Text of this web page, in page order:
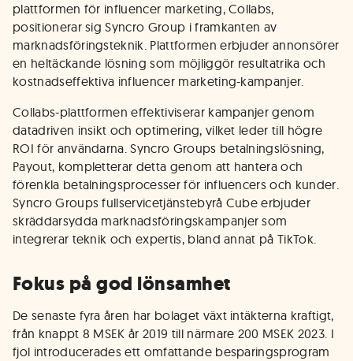
plattformen för influencer marketing, Collabs,
positionerar sig Syncro Group i framkanten av
marknadsföringsteknik. Plattformen erbjuder annonsörer
en heltäckande lösning som möjliggör resultatrika och
kostnadseffektiva influencer marketing-kampanjer​​.
Collabs-plattformen effektiviserar kampanjer genom
datadriven insikt och optimering, vilket leder till högre
ROI för användarna. Syncro Groups betalningslösning,
Payout, kompletterar detta genom att hantera och
förenkla betalningsprocesser för influencers och kunder.
Syncro Groups fullservicetjänstebyrå Cube erbjuder
skräddarsydda marknadsföringskampanjer som
integrerar teknik och expertis, bland annat på TikTok.
Fokus på god lönsamhet
De senaste fyra åren har bolaget växt intäkterna kraftigt,
från knappt 8 MSEK år 2019 till närmare 200 MSEK 2023. I
fjol introducerades ett omfattande besparingsprogram